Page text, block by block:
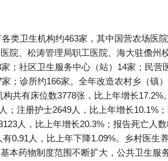
类卫生机构约463家，其中国营农场医
院、松涛管理局职工医院、海大驻儋
；社区卫生服务中心（站）14家；民
；诊所约166家。全年改造农村乡（镇
共有床位数3778张，比上年增长
；注册护士2649人，比上年增长10.1%
人，比上年增长20.3%；报告死亡人
0.91人，比上年下降1.09%。乡村医
本药物制度范围不断扩大，公共卫生